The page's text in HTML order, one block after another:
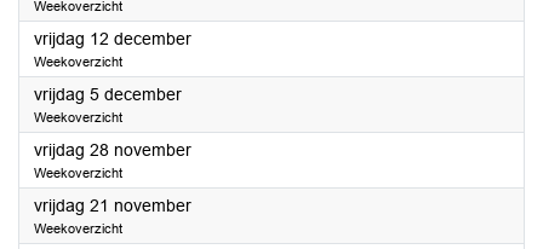
Weekoverzicht
vrijdag 12 december2025
Weekoverzicht
vrijdag 5 december2025
Weekoverzicht
vrijdag 28 november2025
Weekoverzicht
vrijdag 21 november2025
Weekoverzicht